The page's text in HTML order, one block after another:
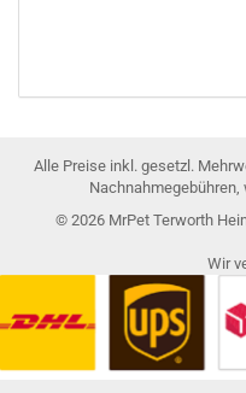
EIN.
Alle Preise inkl. gesetzl.
© 2026 MrPet Terworth
Wir